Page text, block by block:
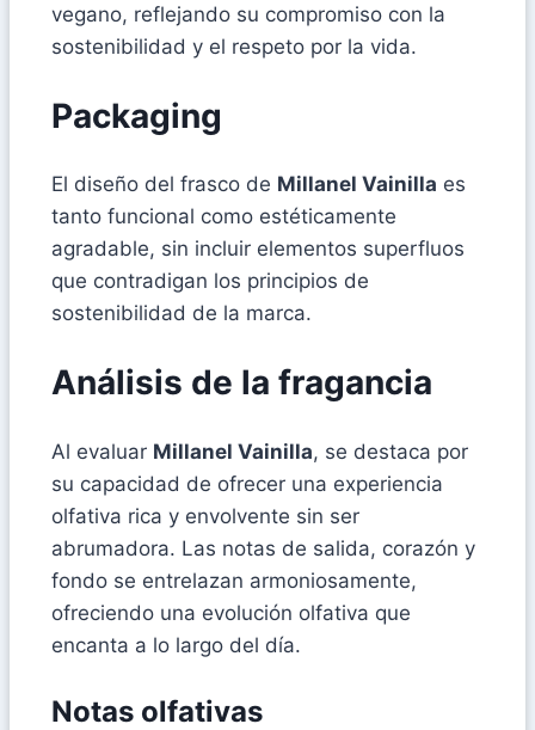
vegano, reflejando su compromiso con la
sostenibilidad y el respeto por la vida.
Packaging
El diseño del frasco de Millanel Vainilla es
tanto funcional como estéticamente
agradable, sin incluir elementos superfluos
que contradigan los principios de
sostenibilidad de la marca.
Análisis de la fragancia
Al evaluar Millanel Vainilla, se destaca por
su capacidad de ofrecer una experiencia
olfativa rica y envolvente sin ser
abrumadora. Las notas de salida, corazón y
fondo se entrelazan armoniosamente,
ofreciendo una evolución olfativa que
encanta a lo largo del día.
Notas olfativas